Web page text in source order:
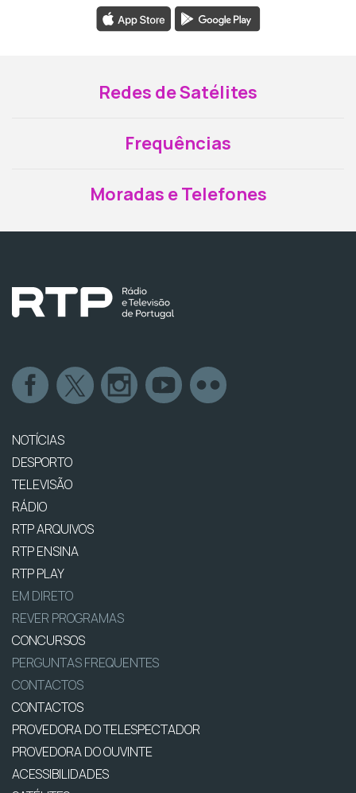
Redes de Satélites
Frequências
Moradas e Telefones
NOTÍCIAS
DESPORTO
TELEVISÃO
RÁDIO
RTP ARQUIVOS
RTP ENSINA
RTP PLAY
EM DIRETO
REVER PROGRAMAS
CONCURSOS
PERGUNTAS FREQUENTES
CONTACTOS
CONTACTOS
PROVEDORA DO TELESPECTADOR
PROVEDORA DO OUVINTE
ACESSIBILIDADES